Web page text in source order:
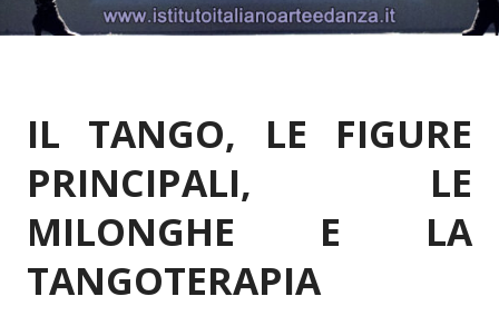
IL TANGO, LE FIGURE
PRINCIPALI, LE
MILONGHE E LA
TANGOTERAPIA